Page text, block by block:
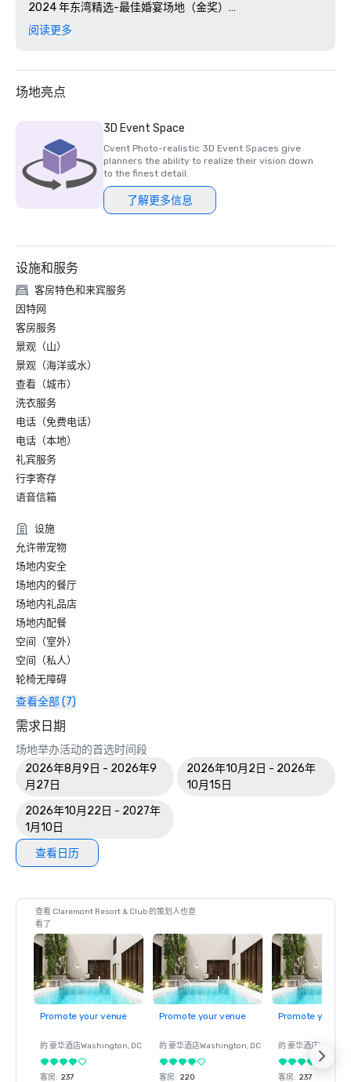
2024 年东湾精选-最佳婚宴场地（金奖）
2024 年东湾最佳-最佳酒店酒吧（莱姆伍德银奖）
大学城20家最佳酒店
大湾区 15 个最佳水疗中心
世界第 23 家最佳酒店
加利福尼亚州伯克利最佳酒店
美国最佳费尔蒙特酒店及度假村
2025 年《福布斯旅游指南》入门奖得主
2025 Loverly List 最佳之选-婚礼场地
阅读更多
场地亮点
3D Event Space
Cvent Photo-realistic 3D Event Spaces give
planners the ability to realize their vision down
to the finest detail.
了解更多信息
设施和服务
客房特色和来宾服务
因特网
客房服务
景观（山）
景观（海洋或水）
查看（城市）
洗衣服务
电话（免费电话）
电话（本地）
礼宾服务
行李寄存
语音信箱
设施
允许带宠物
场地内安全
场地内的餐厅
场地内礼品店
场地内配餐
空间（室外）
空间（私人）
轮椅无障碍
查看全部 (7)
需求日期
场地举办活动的首选时间段
2026年8月9日 - 2026年9
月27日
2026年10月2日 - 2026年
10月15日
2026年10月22日 - 2027年
1月10日
查看日历
查看 Claremont Resort & Club 的策划人也查
看了
Promote your venue
的 豪华酒店Washington, DC
客房: 237
Promote your venue
的 豪华酒店Washington, DC
客房: 220
Promote your
的 豪华酒店
客房: 237